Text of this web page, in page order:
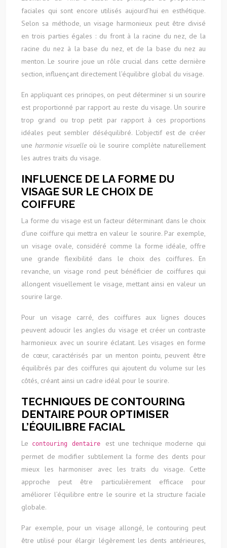
faciales qui sont encore utilisés aujourd’hui en esthétique.
Selon sa méthode, un visage harmonieux peut être divisé
en trois parties égales : du front à la racine du nez, de la
racine du nez à la base du nez, et de la base du nez au
menton. Le sourire joue un rôle crucial dans cette dernière
section, influençant directement l’équilibre global du visage.
En appliquant ces principes, on peut déterminer si un sourire
est proportionné par rapport au reste du visage. Un sourire
trop grand ou trop petit par rapport à ces proportions
idéales peut sembler déséquilibré. L’objectif est de créer
une harmonie visuelle où le sourire complète naturellement
les autres traits du visage.
INFLUENCE DE LA FORME DU
VISAGE SUR LE CHOIX DE
COIFFURE
La forme du visage est un facteur déterminant dans le choix
d’une coiffure qui mettra en valeur le sourire. Par exemple,
un visage ovale, considéré comme la forme idéale, offre
une grande flexibilité dans le choix des coiffures. En
revanche, un visage rond peut bénéficier de coiffures qui
allongent visuellement le visage, mettant ainsi en valeur un
sourire large.
Pour un visage carré, des coiffures aux lignes douces
peuvent adoucir les angles du visage et créer un contraste
harmonieux avec un sourire éclatant. Les visages en forme
de cœur, caractérisés par un menton pointu, peuvent être
équilibrés par des coiffures qui ajoutent du volume sur les
côtés, créant ainsi un cadre idéal pour le sourire.
TECHNIQUES DE CONTOURING
DENTAIRE POUR OPTIMISER
L’ÉQUILIBRE FACIAL
Le contouring dentaire est une technique moderne qui
permet de modifier subtilement la forme des dents pour
mieux les harmoniser avec les traits du visage. Cette
approche peut être particulièrement efficace pour
améliorer l’équilibre entre le sourire et la structure faciale
globale.
Par exemple, pour un visage allongé, le contouring peut
être utilisé pour élargir légèrement les dents antérieures,